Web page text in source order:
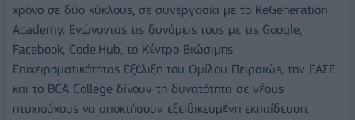
χρόνο σε δύο κύκλους, σε συνεργασία με το ReGeneration
Academy. Ενώνοντας τις δυνάμεις τους με τις Google,
Facebook, Code.Hub, το Κέντρο Βιώσιμης
Επιχειρηματικότητας Εξέλιξη του Ομίλου Πειραιώς, την ΕΑΣΕ
και το BCA College δίνουν τη δυνατότητα σε νέους
πτυχιούχους να αποκτήσουν εξειδικευμένη εκπαίδευση.